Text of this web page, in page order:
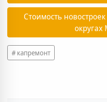
Стоимость
капремонт